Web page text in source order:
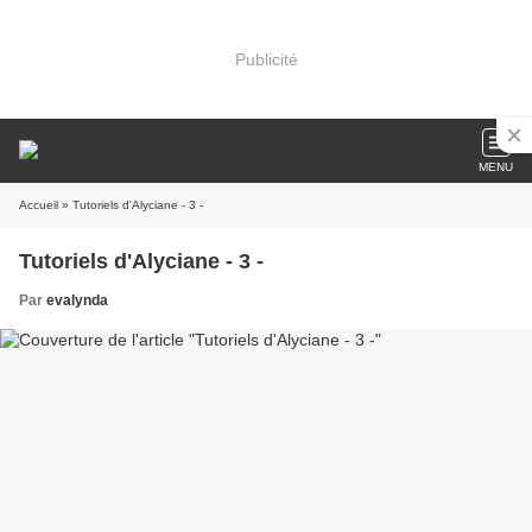
Publicité
MENU
Accueil » Tutoriels d'Alyciane - 3 -
Tutoriels d'Alyciane - 3 -
Par evalynda